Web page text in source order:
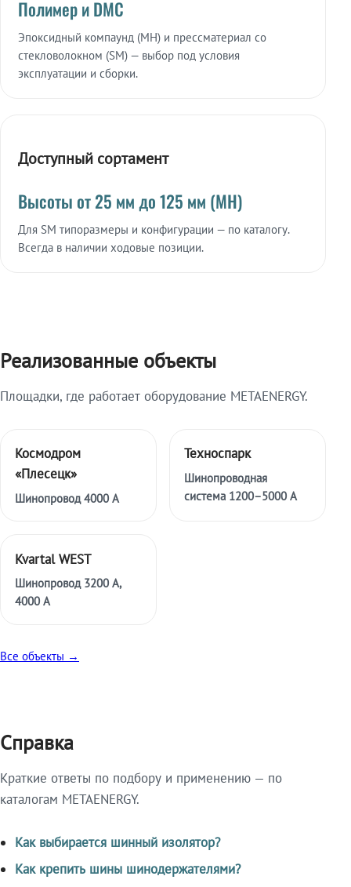
Полимер и DMC
Эпоксидный компаунд (МН) и прессматериал со
стекловолокном (SM) — выбор под условия
эксплуатации и сборки.
Доступный сортамент
Высоты от 25 мм до 125 мм (МН)
Для SM типоразмеры и конфигурации — по каталогу.
Всегда в наличии ходовые позиции.
Реализованные объекты
Площадки, где работает оборудование METAENERGY.
Космодром
«Плесецк»
Шинопровод 4000 А
Техноспарк
Шинопроводная
система 1200–5000 А
Kvartal WEST
Шинопровод 3200 А,
4000 А
Все объекты →
Справка
Краткие ответы по подбору и применению — по
каталогам METAENERGY.
Как выбирается шинный изолятор?
Как крепить шины шинодержателями?